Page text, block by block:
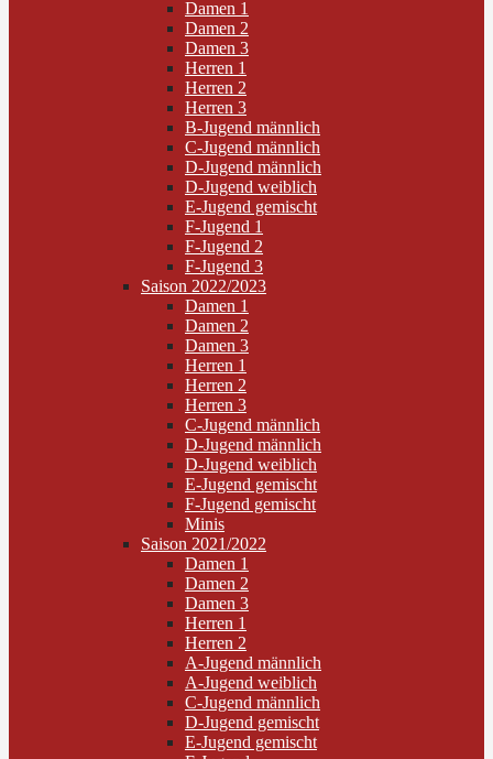
Damen 1
Damen 2
Damen 3
Herren 1
Herren 2
Herren 3
B-Jugend männlich
C-Jugend männlich
D-Jugend männlich
D-Jugend weiblich
E-Jugend gemischt
F-Jugend 1
F-Jugend 2
F-Jugend 3
Saison 2022/2023
Damen 1
Damen 2
Damen 3
Herren 1
Herren 2
Herren 3
C-Jugend männlich
D-Jugend männlich
D-Jugend weiblich
E-Jugend gemischt
F-Jugend gemischt
Minis
Saison 2021/2022
Damen 1
Damen 2
Damen 3
Herren 1
Herren 2
A-Jugend männlich
A-Jugend weiblich
C-Jugend männlich
D-Jugend gemischt
E-Jugend gemischt